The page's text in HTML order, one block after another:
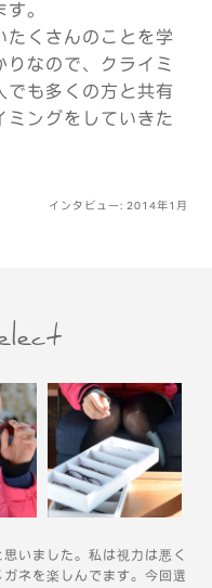
。
たくさんのことを学
なので、クライミ
でも多くの方と共有
ミングをしていきた
インタビュー: 2014年1月
いました。私は視力は悪く
ネを楽しんでます。今回選